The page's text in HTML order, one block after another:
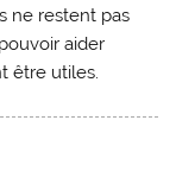
ne restent pas
aider
être utiles.